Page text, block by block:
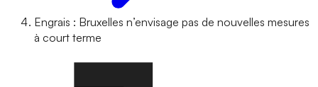
Engrais : Bruxelles n’envisage pas de nouvelles mesures
à court terme